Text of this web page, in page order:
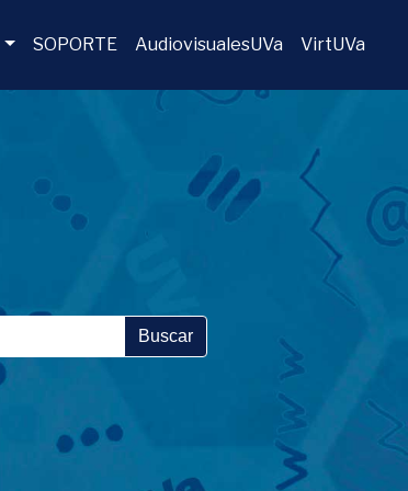
SOPORTE AudiovisualesUVa VirtUVa
Buscar